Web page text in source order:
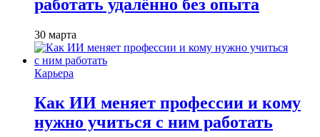
работать удалённо без опыта
30 марта
Карьера
Как ИИ меняет профессии и кому
нужно учиться с ним работать